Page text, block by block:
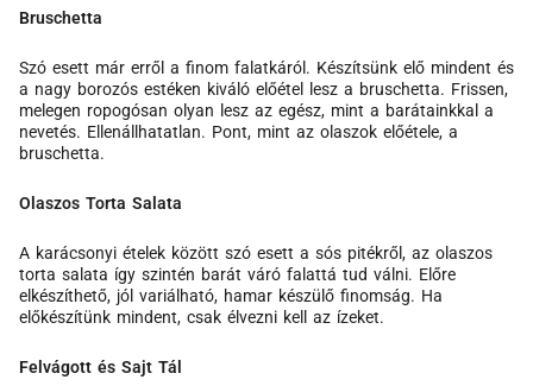
Bruschetta
Szó esett már erről a finom falatkáról. Készítsünk elő mindent és
a nagy borozós estéken kiváló előétel lesz a bruschetta. Frissen,
melegen ropogósan olyan lesz az egész, mint a barátainkkal a
nevetés. Ellenállhatatlan. Pont, mint az olaszok előétele, a
bruschetta.
Olaszos Torta Salata
A karácsonyi ételek között szó esett a sós pitékről, az olaszos
torta salata így szintén barát váró falattá tud válni. Előre
elkészíthető, jól variálható, hamar készülő finomság. Ha
előkészítünk mindent, csak élvezni kell az ízeket.
Felvágott és Sajt Tál